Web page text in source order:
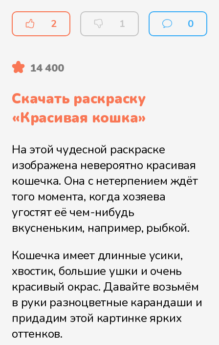
2 1 0
14 400
Скачать раскраску
«Красивая кошка»
На этой чудесной раскраске
изображена невероятно красивая
кошечка. Она с нетерпением ждёт
того момента, когда хозяева
угостят её чем-нибудь
вкусненьким, например, рыбкой.
Кошечка имеет длинные усики,
хвостик, большие ушки и очень
красивый окрас. Давайте возьмём
в руки разноцветные карандаши и
придадим этой картинке ярких
оттенков.